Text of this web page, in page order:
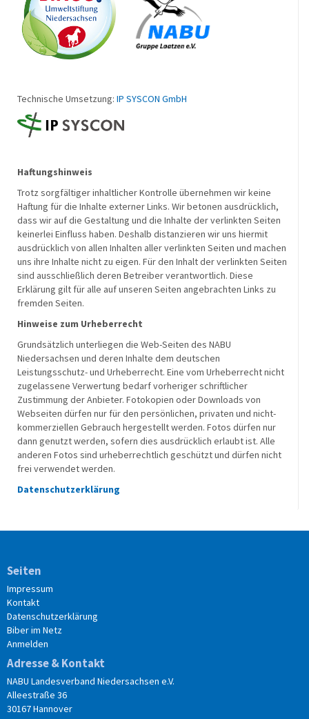
Technische Umsetzung: IP SYSCON GmbH
Haftungshinweis
Trotz sorgfältiger inhaltlicher Kontrolle übernehmen wir keine
Haftung für die Inhalte externer Links. Wir betonen ausdrücklich,
dass wir auf die Gestaltung und die Inhalte der verlinkten Seiten
keinerlei Einfluss haben. Deshalb distanzieren wir uns hiermit
ausdrücklich von allen Inhalten aller verlinkten Seiten und machen
uns ihre Inhalte nicht zu eigen. Für den Inhalt der verlinkten Seiten
sind ausschließlich deren Betreiber verantwortlich. Diese
Erklärung gilt für alle auf unseren Seiten angebrachten Links zu
fremden Seiten.
Hinweise zum Urheberrecht
Grundsätzlich unterliegen die Web-Seiten des NABU
Niedersachsen und deren Inhalte dem deutschen
Leistungsschutz- und Urheberrecht. Eine vom Urheberrecht nicht
zugelassene Verwertung bedarf vorheriger schriftlicher
Zustimmung der Anbieter. Fotokopien oder Downloads von
Webseiten dürfen nur für den persönlichen, privaten und nicht-
kommerziellen Gebrauch hergestellt werden. Fotos dürfen nur
dann genutzt werden, sofern dies ausdrücklich erlaubt ist. Alle
anderen Fotos sind urheberrechtlich geschützt und dürfen nicht
frei verwendet werden.
Datenschutzerklärung
Seiten
Impressum
Kontakt
Datenschutzerklärung
Biber im Netz
Anmelden
Adresse & Kontakt
NABU Landesverband Niedersachsen e.V.
Alleestraße 36
30167 Hannover